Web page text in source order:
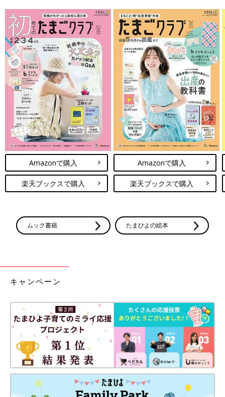
4位 サンデシカ
現役ママの声を製品に反映しているブランド。素材のよさやデザ
インのかわいさ、絶妙な色合いに定評があり、まる洗い可能な点
も高評価。
※写真は、立体ファイバー敷ふとんのベビー布団セット（レギュ
ラーサイズ）
1万4990円
収納バッグに、立体ファイバー使用の敷布団、シーツ、掛け布
団、掛け布団カバー、枕がセットに。
公式サイトで見る
Amazonで購入
楽天ブックスで購入
Amazonで購入
楽天ブックスで購入
ムック書籍 たまひよの絵本
キャンペーン